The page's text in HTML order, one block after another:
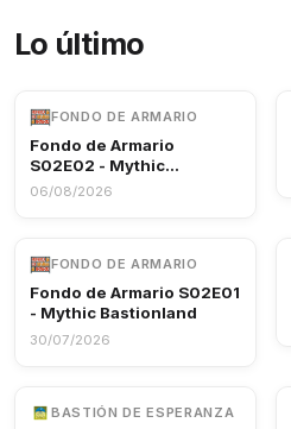
Lo último
FONDO DE ARMARIO
Fondo de Armario
S02E02 - Mythic
Bastionland
06/08/2026
FONDO DE ARMARIO
Fondo de Armario S02E01
- Mythic Bastionland
30/07/2026
BASTIÓN DE ESPERANZA